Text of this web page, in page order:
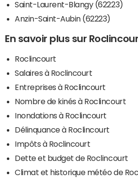
Saint-Laurent-Blangy (62223)
Anzin-Saint-Aubin (62223)
En savoir plus sur
Roclincourt
Salaires à Roclincourt
Entreprises à Roclincourt
Nombre de kinés à Roclincourt
Inondations à Roclincourt
Délinquance à Roclincourt
Impôts à Roclincourt
Dette et budget de Roclincourt
Climat et historique météo de